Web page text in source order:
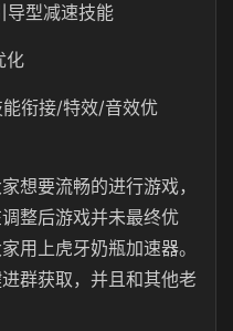
导型减速技能
化
衔接/特效/音效优
想要流畅的进行游戏，
整后游戏并未最终优
用上虎牙奶瓶加速器。
群获取，并且和其他老